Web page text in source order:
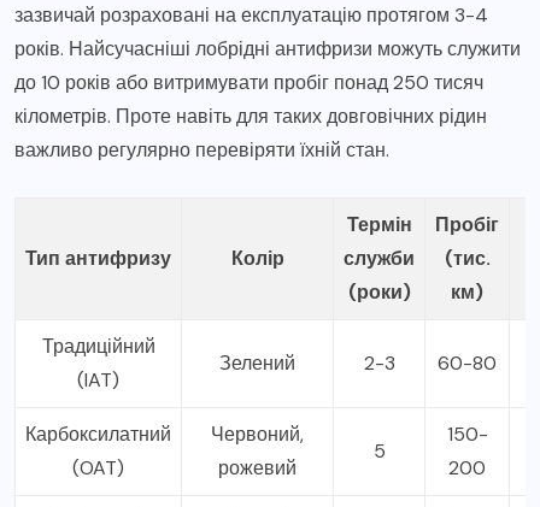
зазвичай розраховані на експлуатацію протягом 3-4
років. Найсучасніші лобрідні антифризи можуть служити
до 10 років або витримувати пробіг понад 250 тисяч
кілометрів. Проте навіть для таких довговічних рідин
важливо регулярно перевіряти їхній стан.
Тип антифризу Колір
Термін
служби
(роки)
Пробіг
(тис.
км)
Традиційний
(IAT)
Зелений 2-3 60-80
Карбоксилатний
(OAT)
Червоний,
рожевий
5
150-
200